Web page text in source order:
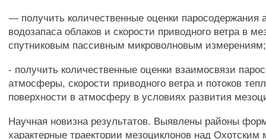
— получить количественные оценки паросодержания
водозапаса облаков и скорости приводного ветра в
спутниковым пассивным микроволновым измерениям;
- получить количественные оценки взаимосвязи
атмосферы, скорости приводного ветра и потоков
поверхности в атмосферу в условиях развития
Научная новизна результатов. Выявлены районы
характерные траектории мезоциклонов над